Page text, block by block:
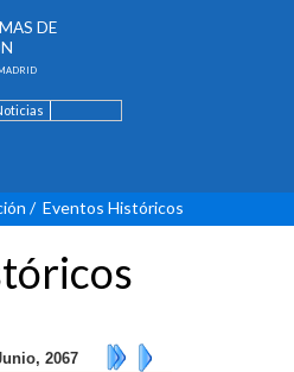
DE
/ Eventos Históricos
2067